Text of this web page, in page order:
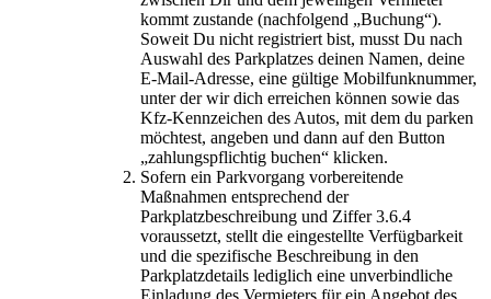
kommt zustande (nachfolgend „Buchung“).
Soweit Du nicht registriert bist, musst Du nach
Auswahl des Parkplatzes deinen Namen, deine
E-Mail-Adresse, eine gültige Mobilfunknummer,
unter der wir dich erreichen können sowie das
Kfz-Kennzeichen des Autos, mit dem du parken
möchtest, angeben und dann auf den Button
„zahlungspflichtig buchen“ klicken.
Sofern ein Parkvorgang vorbereitende
Maßnahmen entsprechend der
Parkplatzbeschreibung und Ziffer 3.6.4
voraussetzt, stellt die eingestellte Verfügbarkeit
und die spezifische Beschreibung in den
Parkplatzdetails lediglich eine unverbindliche
Einladung des Vermieters für ein Angebot des